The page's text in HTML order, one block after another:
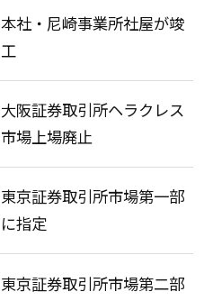
本社・尼崎事業所社屋が竣
工
大阪証券取引所ヘラクレス
市場上場廃止
東京証券取引所市場第一部
に指定
東京証券取引所市場第二部